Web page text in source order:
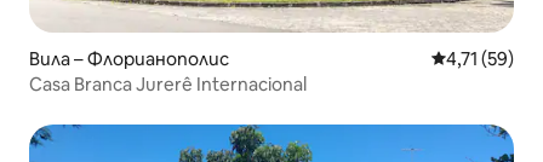
Вила – Флорианополис Средна
4,71 (59)
Casa Branca Jurerê Internacional